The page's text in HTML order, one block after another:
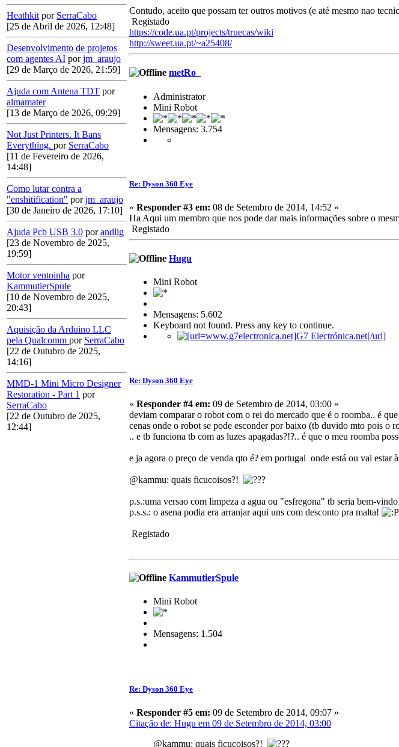
Heathkit por SerraCabo
[25 de Abril de 2026, 12:48]
Desenvolvimento de projetos
com agentes AI porjm_araujo
[29 de Março de 2026, 21:59]
Ajuda com Antena TDT por
almamater
[13 de Março de 2026, 09:29]
Not Just Printers. It Bans
Everything. por SerraCabo
[11 de Fevereiro de 2026,
14:48]
Como lutar contra a
"enshitification" porjm_araujo
[30 de Janeiro de 2026, 17:10]
Ajuda Pcb USB 3.0 porandlig
[23 de Novembro de 2025,
19:59]
Motor ventoinha por
KammutierSpule
[10 de Novembro de 2025,
20:43]
Aquisição da Arduino LLC
pela Qualcomm por SerraCabo
[22 de Outubro de 2025,
14:16]
MMD-1 Mini Micro Designer
Restoration - Part 1 por
SerraCabo
[22 de Outubro de 2025,
12:44]
Contudo, aceito que possam ter outros motivos (e até mesmo nao
Registado
https://code.ua.pt/projects/truecas/wiki
http://sweet.ua.pt/~a25408/
metRo_
Administrator
Mini Robot
Mensagens: 3.754
Re: Dyson 360 Eye
« Responder #3 em: 08 de Setembro de 2014, 14:52 »
Ha Aqui um membro que nos pode dar mais informações sobre o
Registado
Hugu
Mini Robot
Mensagens: 5.602
Keyboard not found. Press any key to continue.
Re: Dyson 360 Eye
« Responder #4 em: 09 de Setembro de 2014, 03:00 »
deviam comparar o robot com o rei do mercado que é o roomba.. é
cenas onde o robot se pode esconder por baixo (tb duvido mto pois o
.. e tb funciona tb com as luzes apagadas?!?.. é que o meu roomba
e ja agora o preço de venda qto é? em portugal onde está ou vai estar
@kammu: quais ficucoisos?!
p.s.:uma versao com limpeza a agua ou "esfregona" tb seria bem-
p.s.s.: o asena podia era arranjar aqui uns com desconto pra malta!
Registado
KammutierSpule
Mini Robot
Mensagens: 1.504
Re: Dyson 360 Eye
« Responder #5 em: 09 de Setembro de 2014, 09:07 »
Citação de: Hugu em 09 de Setembro de 2014, 03:00
@kammu: quais ficucoisos?!